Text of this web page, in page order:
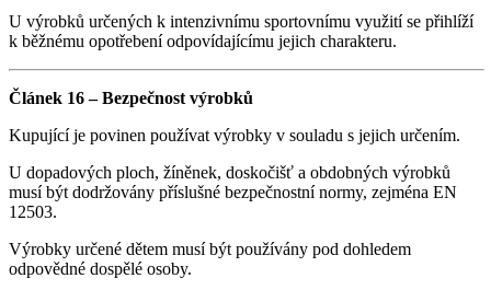
U výrobků určených k intenzivnímu sportovnímu využití se přihlíží
k běžnému opotřebení odpovídajícímu jejich charakteru.
Článek 16 – Bezpečnost výrobků
Kupující je povinen používat výrobky v souladu s jejich určením.
U dopadových ploch, žíněnek, doskočišť a obdobných výrobků
musí být dodržovány příslušné bezpečnostní normy, zejména EN
12503.
Výrobky určené dětem musí být používány pod dohledem
odpovědné dospělé osoby.